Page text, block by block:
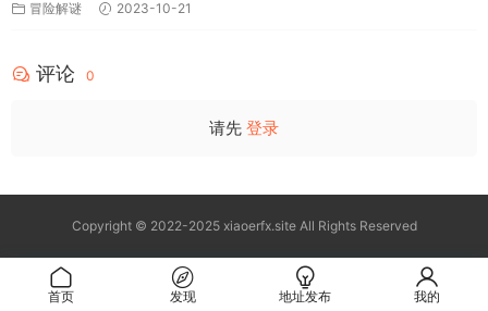
冒险解谜 2023-10-21
评论 0
请先 登录
Copyright © 2022-2025 xiaoerfx.site All Rights Reserved
首页 发现 地址发布 我的